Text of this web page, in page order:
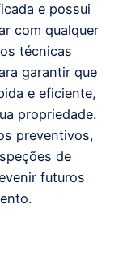
e possui
com qualquer
técnicas
garantir que
e eficiente,
propriedade.
preventivos,
de
futuros